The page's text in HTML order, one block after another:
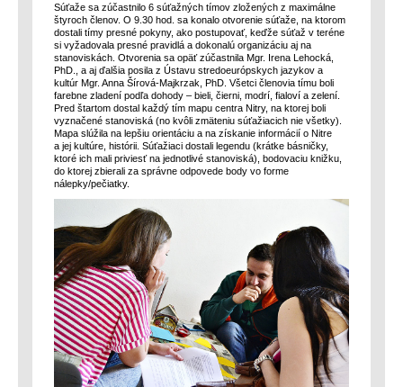
Súťaže sa zúčastnilo 6 súťažných tímov zložených z maximálne
štyroch členov. O 9.30 hod. sa konalo otvorenie súťaže, na ktorom
dostali tímy presné pokyny, ako postupovať, keďže súťaž v teréne
si vyžadovala presné pravidlá a dokonalú organizáciu aj na
stanoviskách. Otvorenia sa opäť zúčastnila Mgr. Irena Lehocká,
PhD., a aj ďalšia posila z Ústavu stredoeurópskych jazykov a
kultúr Mgr. Anna Šírová-Majkrzak, PhD. Všetci členovia tímu boli
farebne zladení podľa dohody – bieli, čierni, modrí, fialoví a zelení.
Pred štartom dostal každý tím mapu centra Nitry, na ktorej boli
vyznačené stanoviská (no kvôli zmäteniu súťažiacich nie všetky).
Mapa slúžila na lepšiu orientáciu a na získanie informácií o Nitre
a jej kultúre, histórii. Súťažiaci dostali legendu (krátke básničky,
ktoré ich mali priviesť na jednotlivé stanoviská), bodovaciu knižku,
do ktorej zbierali za správne odpovede body vo forme
nálepky/pečiatky.